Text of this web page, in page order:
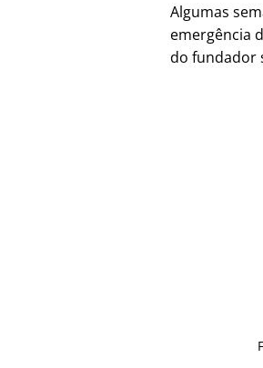
Algumas
emergência
do fundador